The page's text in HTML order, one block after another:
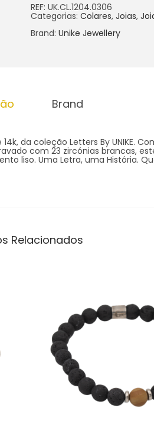
REF: UK.CL.1204.0306
Categorias: Colares, Joias,
Brand: Unike Jewellery
Brand
da coleção Letters By UNIKE.
com 23 zircónias brancas,
liso. Uma Letra, uma História.
Relacionados